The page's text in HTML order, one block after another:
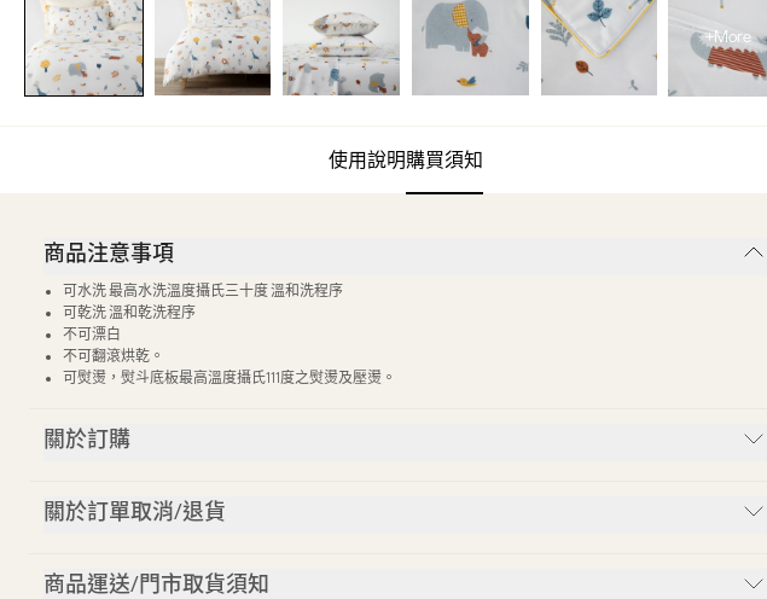
+More
使用說明購買須知
商品注意事項
可水洗 最高水洗溫度攝氏三十度 溫和洗程序
可乾洗 溫和乾洗程序
不可漂白
不可翻滾烘乾。
可熨燙，熨斗底板最高溫度攝氏111度之熨燙及壓燙。
關於訂購
關於訂單取消/退貨
商品運送/門市取貨須知